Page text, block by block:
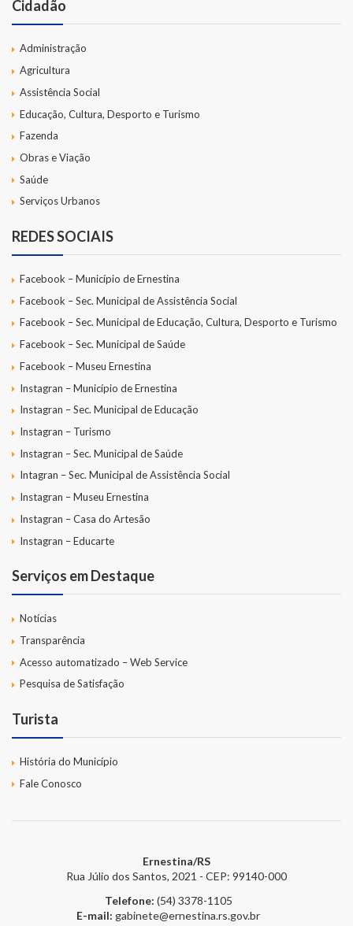
Cidadão
Administração
Agricultura
Assistência Social
Educação, Cultura, Desporto e Turismo
Fazenda
Obras e Viação
Saúde
Serviços Urbanos
REDES SOCIAIS
Facebook – Município de Ernestina
Facebook – Sec. Municipal de Assistência Social
Facebook – Sec. Municipal de Educação, Cultura, Desporto e Turismo
Facebook – Sec. Municipal de Saúde
Facebook – Museu Ernestina
Instagran – Município de Ernestina
Instagran – Sec. Municipal de Educação
Instagran – Turismo
Instagran – Sec. Municipal de Saúde
Intagran – Sec. Municipal de Assistência Social
Instagran – Museu Ernestina
Instagran – Casa do Artesão
Instagran – Educarte
Serviços em Destaque
Notícias
Transparência
Acesso automatizado – Web Service
Pesquisa de Satisfação
Turista
História do Município
Fale Conosco
Ernestina/RS
Rua Júlio dos Santos, 2021 - CEP: 99140-000
Telefone: (54) 3378-1105
E-mail: gabinete@ernestina.rs.gov.br